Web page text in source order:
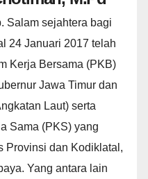
Salam sejahtera bagi
24 Januari 2017 telah
Kerja Bersama (PKB)
Jawa Timur dan
Laut) serta
Sama (PKS) yang
Provinsi dan Kodiklatal,
Yang antara lain